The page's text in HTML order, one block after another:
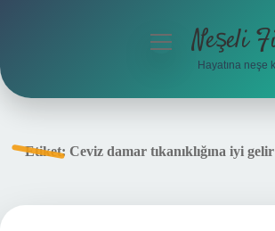
menüyüNeşeli
Hayatına neşe
Etiket: Ceviz damar tıkanıklığına iyi